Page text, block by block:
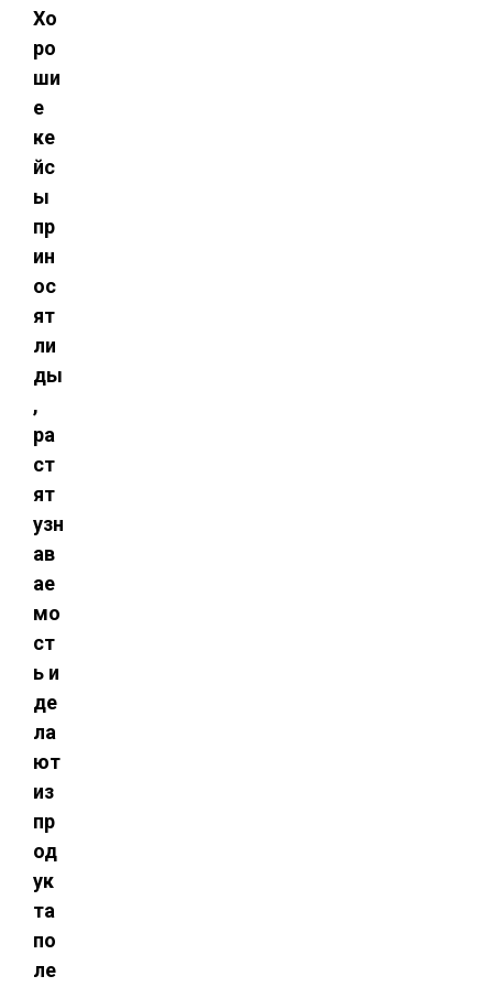
Хо
ро
ши
е
ке
йс
ы
пр
ин
ос
ят
ли
ды
,
ра
ст
ят
узн
ав
ае
мо
ст
ь и
де
ла
ют
из
пр
од
ук
та
по
ле